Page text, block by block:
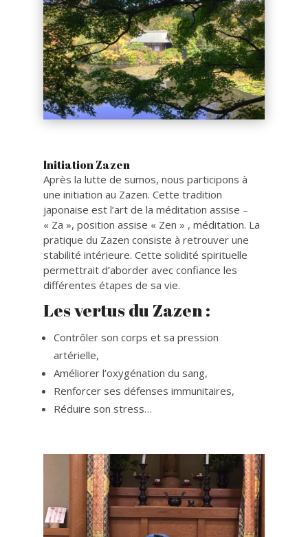
Initiation Zazen
Après la lutte de sumos, nous participons à
une initiation au Zazen. Cette tradition
japonaise est l’art de la méditation assise –
« Za », position assise « Zen » , méditation. La
pratique du Zazen consiste à retrouver une
stabilité intérieure. Cette solidité spirituelle
permettrait d’aborder avec confiance les
différentes étapes de sa vie.
Les vertus du Zazen :
Contrôler son corps et sa pression
artérielle,
Améliorer l’oxygénation du sang,
Renforcer ses défenses immunitaires,
Réduire son stress…